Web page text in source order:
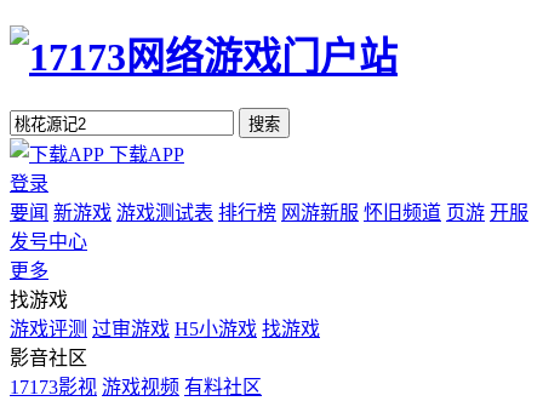
搜索
下载APP
登录
要闻 新游戏 游戏测试表 排行榜 网游新服 怀旧频道 页游 开服
发号中心
更多
找游戏
游戏评测 过审游戏 H5小游戏 找游戏
影音社区
17173影视 游戏视频 有料社区